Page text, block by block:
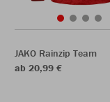
JAKO Rainzip Team
ab 20,99 €